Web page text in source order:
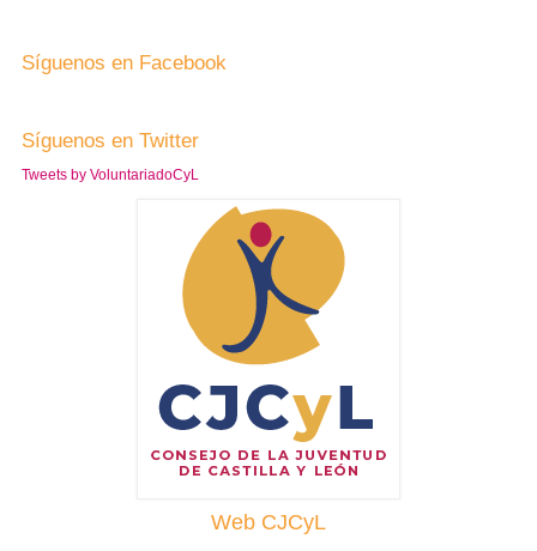
Síguenos en Facebook
Síguenos en Twitter
Tweets by VoluntariadoCyL
Web CJCyL